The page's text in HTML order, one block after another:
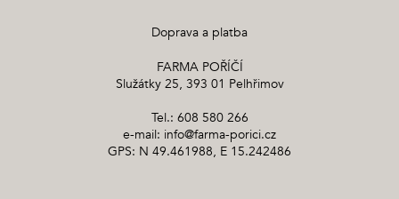
Doprava a platba
FARMA POŘÍČÍ
Služátky 25, 393 01 Pelhřimov
Tel.: 608 580 266
e-mail: info@farma-porici.cz
GPS: N 49.461988, E 15.242486